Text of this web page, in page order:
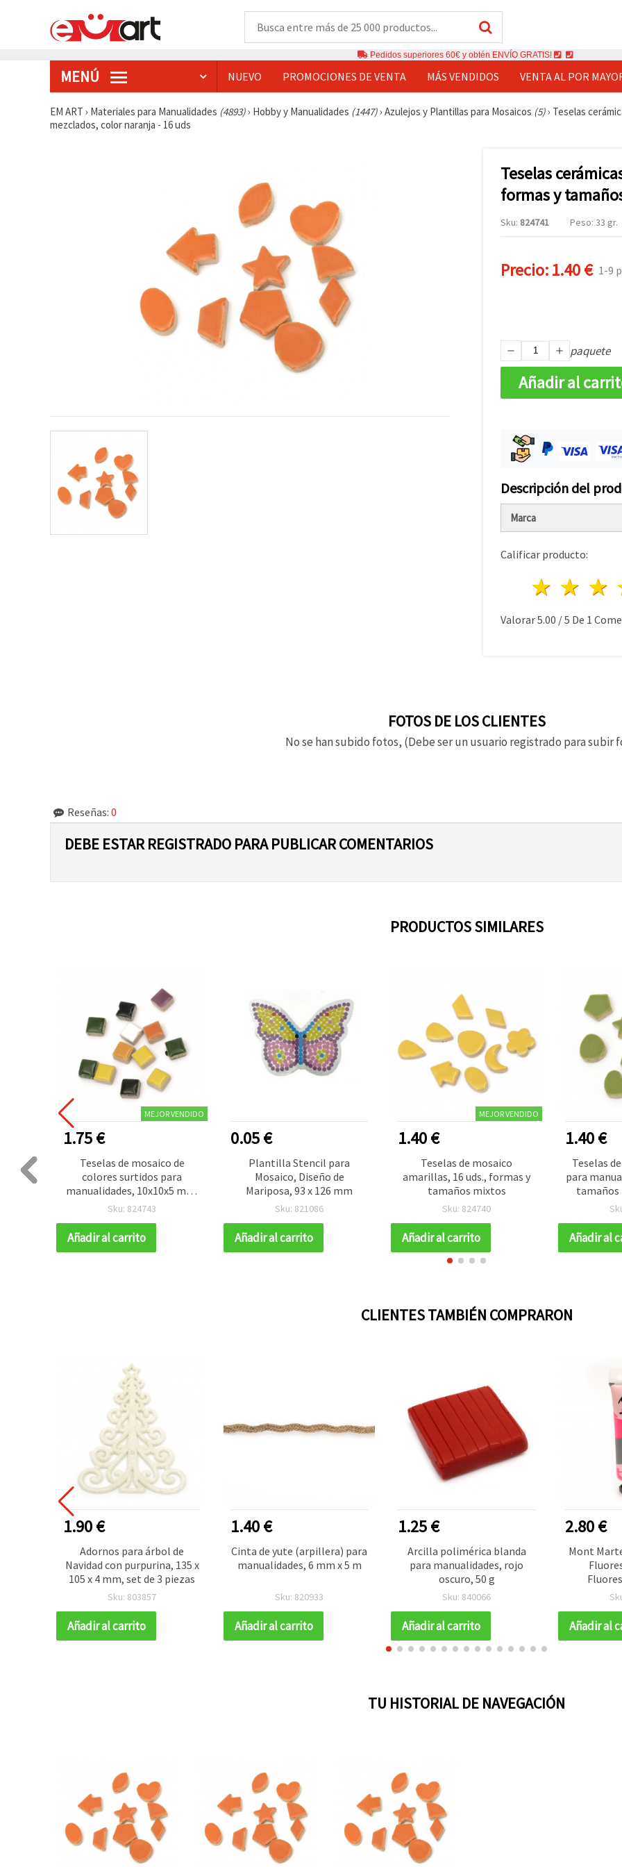
Pedidos superiores 60€ y obtén ENVÍO GRATIS!
MENÚ NUEVO PROMOCIONES DE VENTA MÁS VENDIDOS VENTA AL POR
EM ART › Materiales para Manualidades (4893)› Hobby y Manualidades (1447)› Azulejos y Plantillas para Mosaicos (5)› Teselas
mezclados, color naranja - 16 uds
Teselas
formas y
Sku: 824741 Peso: 33 gr.
Precio:1.40 € 1-9
paquete
Añadir al
Descripción del
Marca
Calificar producto:
2
1
Valorar5.00 /5 De 1
FOTOS DE LOS CLIENTES
No se han subido fotos, (Debe ser un usuario registrado para subir
Reseñas: 0
DEBE ESTAR REGISTRADO PARA PUBLICAR COMENTARIOS
PRODUCTOS SIMILARES
y
MEJOR VENDIDO
1.75 €
Teselas de mosaico de
colores surtidos para
manualidades, 10x10x5 mm,
50 uds
Sku: 824743
Añadir al carrito
0.05 €
Plantilla Stencil para
Mosaico, Diseño de
Mariposa, 93 x 126 mm
Sku: 821086
Añadir al carrito
MEJOR VENDIDO
1.40 €
Teselas de mosaico
amarillas, 16 uds., formas y
tamaños mixtos
Sku: 824740
Añadir al carrito
1.40 €
Teselas
para
tamaños
Añadir al
CLIENTES TAMBIÉN COMPRARON
1.90 €
Adornos para árbol de
Navidad con purpurina, 135 x
105 x 4 mm, set de 3 piezas
Sku: 803857
Añadir al carrito
1.40 €
Cinta de yute (arpillera) para
manualidades, 6 mm x 5 m
Sku: 820933
Añadir al carrito
1.25 €
Arcilla polimérica blanda
para manualidades, rojo
oscuro, 50 g
Sku: 840066
Añadir al carrito
2.80 €
Mont
Añadir al
TU HISTORIAL DE NAVEGACIÓN